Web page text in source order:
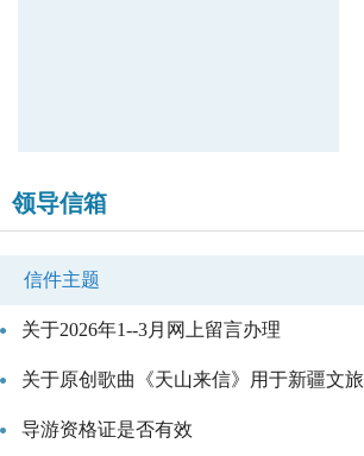
领导信箱
信件主题
关于2026年1--3月网上留言办理
关于原创歌曲《天山来信》用于新疆文旅
导游资格证是否有效